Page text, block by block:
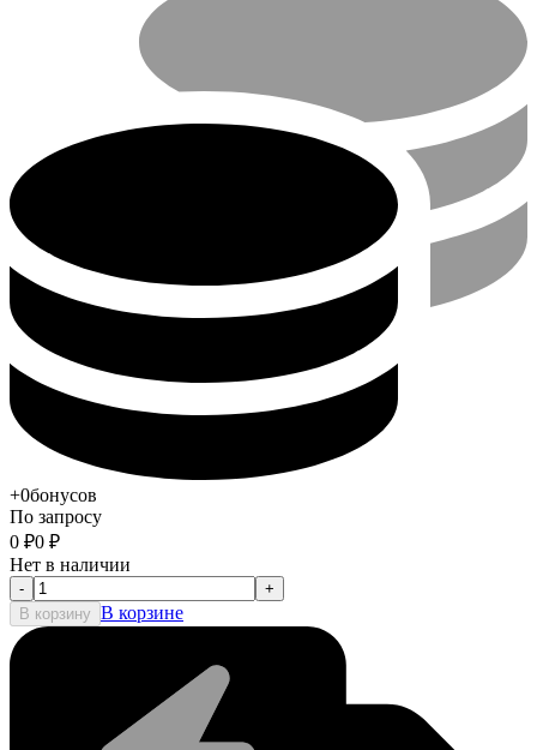
+0бонусов
По запросу
0 ₽0 ₽
Нет в наличии
-
+
В корзину В корзине